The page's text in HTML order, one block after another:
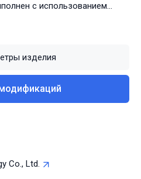
с использованием
этого датчика
для промышленного
изделия
Co., Ltd.